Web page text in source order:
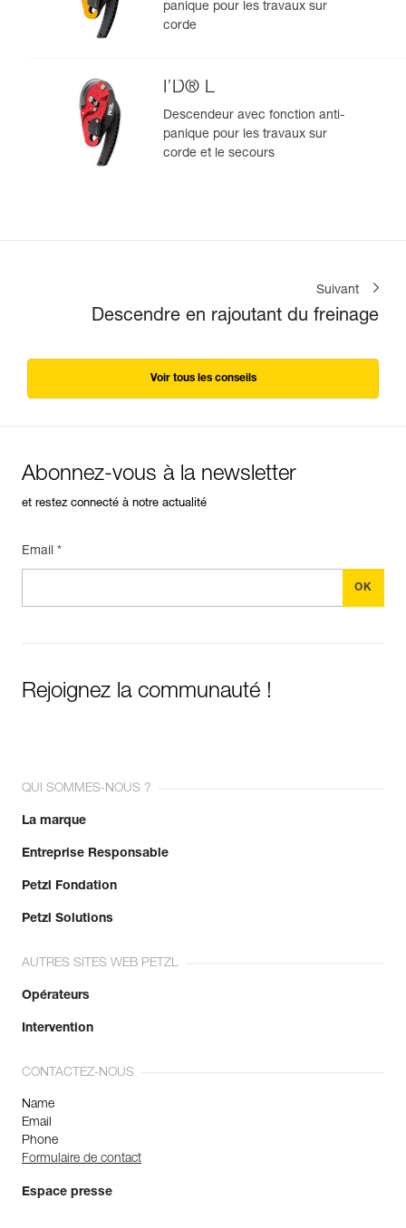
panique pour les travaux sur
corde
I’D® L
Descendeur avec fonction anti-
panique pour les travaux sur
corde et le secours
Suivant
Descendre en rajoutant du freinage
Voir tous les conseils
Abonnez-vous à la newsletter
et restez connecté à notre actualité
Email *
Rejoignez la communauté !
QUI SOMMES-NOUS ?
La marque
Entreprise Responsable
Petzl Fondation
Petzl Solutions
AUTRES SITES WEB PETZL
Opérateurs
Intervention
CONTACTEZ-NOUS
Name
Email
Phone
Formulaire de contact
Espace presse